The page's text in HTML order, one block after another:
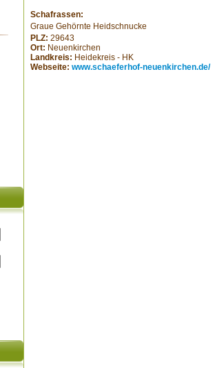
Schafrassen:
Graue Gehörnte Heidschnucke
PLZ: 29643
Ort: Neuenkirchen
Landkreis: Heidekreis - HK
Webseite: www.schaeferhof-neuenkirchen.de/